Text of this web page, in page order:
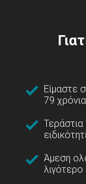
Είμαστε
79
Τεράστια
Άμεση